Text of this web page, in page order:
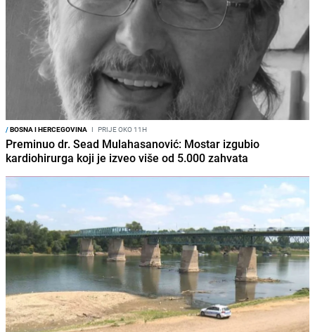
/BOSNA I HERCEGOVINA I PRIJE OKO 11H
Preminuo dr. Sead Mulahasanović: Mostar izgubio
kardiohirurga koji je izveo više od 5.000 zahvata